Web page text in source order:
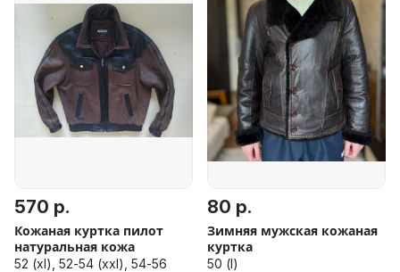
570 р.
Кожаная куртка пилот
натуральная кожа
52 (xl), 52-54 (xxl), 54-56
80 р.
Зимняя мужская кожаная
куртка
50 (l)